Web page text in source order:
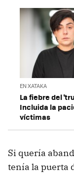
EN XATAKA
La fiebre del
Incluida la
víctimas
Si quería
tenía la puerta